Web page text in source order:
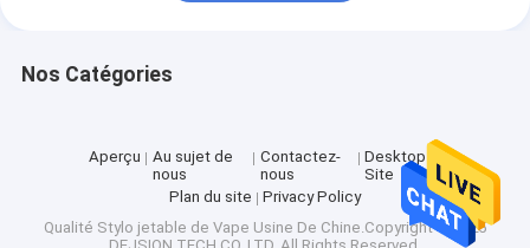
Nos Catégories
Aperçu
Au sujet de
nous
Contactez-
nous
Desktop
Site
Plan du site
Privacy Policy
Qualité Stylo jetable de Vape Usine De Chine.Copyright © 2025